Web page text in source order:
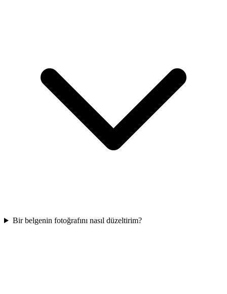
Bir belgenin fotoğrafını nasıl düzeltirim?